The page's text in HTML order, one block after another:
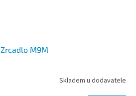
Zrcadlo M9M
Skladem u dodavatele